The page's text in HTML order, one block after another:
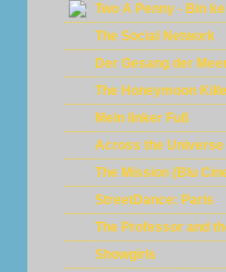
Two A Penny - Bin
The Social Network
Der Gesang der
The Honeymoon
Mein linker Fuß
Across the Universe
The Mission (Blu
StreetDance: Paris
The Professor and
Showgirls